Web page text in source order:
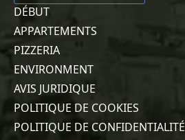
DÉBUT
APPARTEMENTS
PIZZERIA
ENVIRONMENT
AVIS JURIDIQUE
POLITIQUE DE COOKIES
POLITIQUE DE CONFIDENTIALITÉ